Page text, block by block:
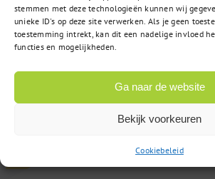
stemmen met deze technologieën kunnen wij
unieke ID's op deze site verwerken. Als je geen
toestemming intrekt, kan dit een nadelige invloed
functies en mogelijkheden.
Ga naar de website
Bekijk voorkeuren
Cookiebeleid